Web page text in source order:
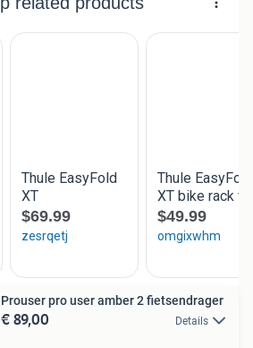
Prouser pro user amber 2 fietsendrager
€ 89,00 Details